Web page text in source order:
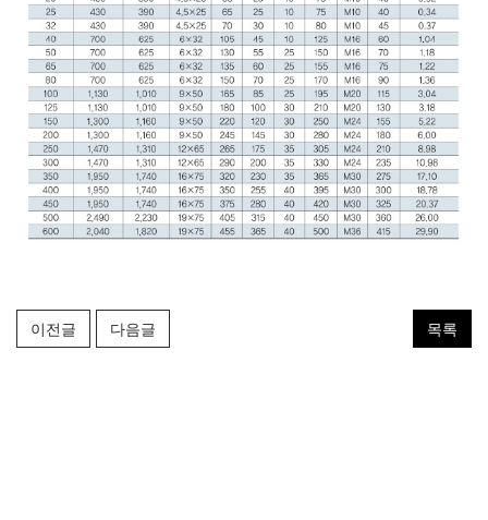
이전글 다음글 목록